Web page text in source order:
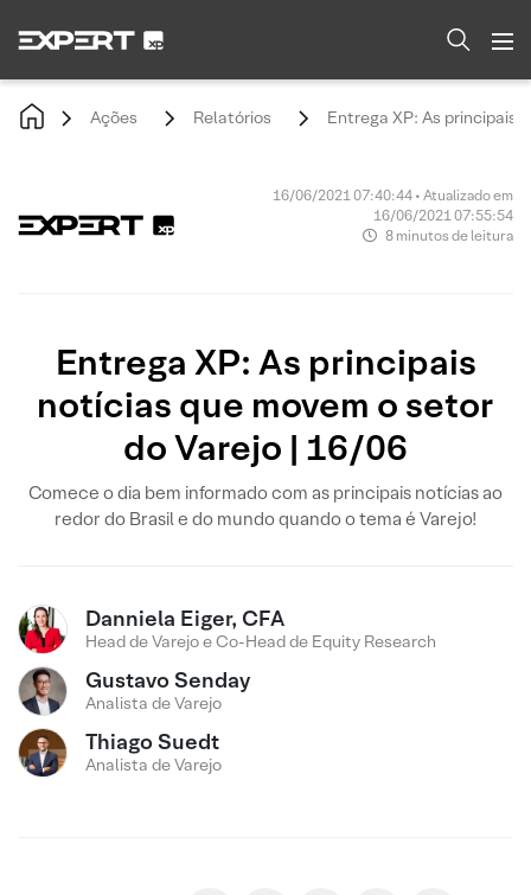
Ações Relatórios Entrega XP: As principais
16/06/2021 07:40:44 • Atualizado em
16/06/2021 07:55:54
8 minutos de leitura
Entrega XP: As principais
notícias que movem o setor
do Varejo | 16/06
Comece o dia bem informado com as principais notícias ao
redor do Brasil e do mundo quando o tema é Varejo!
Danniela Eiger, CFA
Head de Varejo e Co-Head de Equity Research
Gustavo Senday
Analista de Varejo
Thiago Suedt
Analista de Varejo